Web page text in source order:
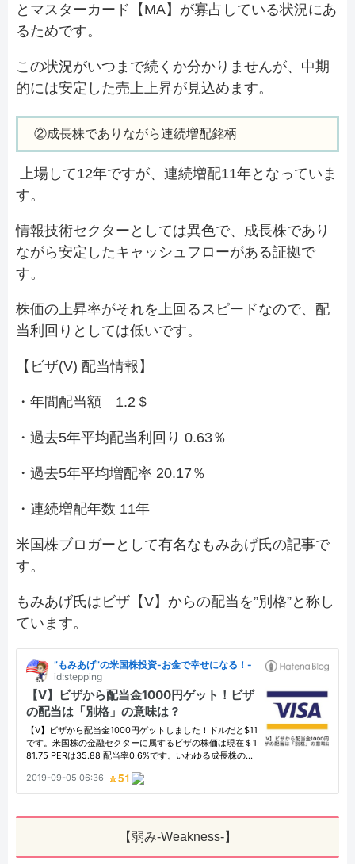
とマスターカード【MA】が寡占している状況にあ
るためです。
この状況がいつまで続くか分かりませんが、中期
的には安定した売上上昇が見込めます。
②成長株でありながら連続増配銘柄
上場して12年ですが、連続増配11年となっていま
す。
情報技術セクターとしては異色で、成長株であり
ながら安定したキャッシュフローがある証拠で
す。
株価の上昇率がそれを上回るスピードなので、配
当利回りとしては低いです。
【ビザ(V) 配当情報】
・年間配当額 1.2＄
・過去5年平均配当利回り 0.63％
・過去5年平均増配率 20.17％
・連続増配年数 11年
米国株ブロガーとして有名なもみあげ氏の記事で
す。
もみあげ氏はビザ【V】からの配当を”別格”と称し
ています。
【弱み-Weakness-】